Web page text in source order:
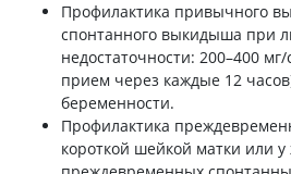
Профилактика привычного
спонтанного выкидыша при
недостаточности: 200–400
прием через каждые 12
беременности.
Профилактика
короткой шейкой матки или